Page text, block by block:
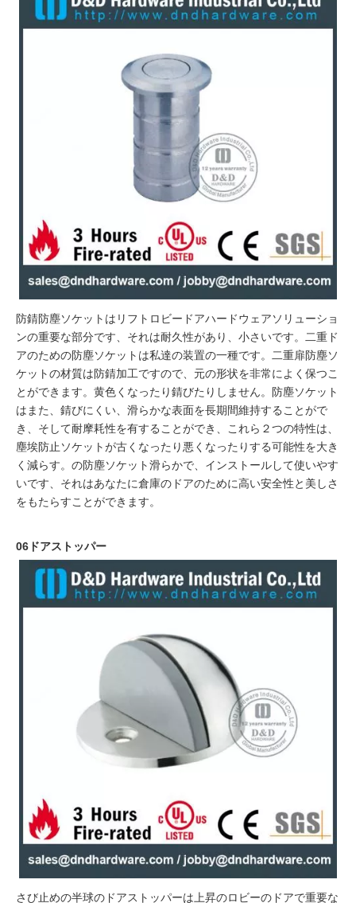
防錆防塵ソケットはリフトロビードアハードウェアソリューショ
ンの重要な部分です、それは耐久性があり、小さいです。二重ド
アのための防塵ソケットは私達の装置の一種です。二重扉防塵ソ
ケットの材質は防錆加工ですので、元の形状を非常によく保つこ
とができます。黄色くなったり錆びたりしません。防塵ソケット
はまた、錆びにくい、滑らかな表面を長期間維持することがで
き、そして耐摩耗性を有することができ、これら２つの特性は、
塵埃防止ソケットが古くなったり悪くなったりする可能性を大き
く減らす。の防塵ソケット 滑らかで、インストールして使いやす
いです、それはあなたに倉庫のドアのために高い安全性と美しさ
をもたらすことができます。
06ドアストッパー
さび止めの半球のドアストッパーは上昇のロビーのドアで重要な